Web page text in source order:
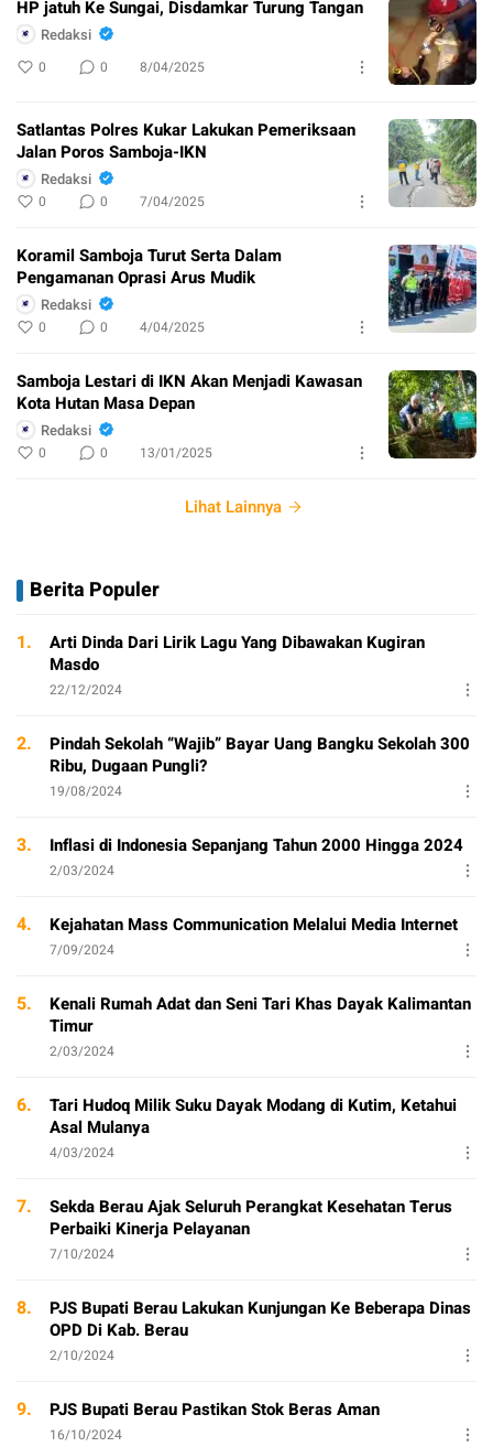
HP jatuh Ke Sungai, Disdamkar Turung Tangan
Redaksi
0 0 8/04/2025
Satlantas Polres Kukar Lakukan Pemeriksaan
Jalan Poros Samboja-IKN
Redaksi
0 0 7/04/2025
Koramil Samboja Turut Serta Dalam
Pengamanan Oprasi Arus Mudik
Redaksi
0 0 4/04/2025
Samboja Lestari di IKN Akan Menjadi Kawasan
Kota Hutan Masa Depan
Redaksi
0 0 13/01/2025
Lihat Lainnya
Berita Populer
1.
Arti Dinda Dari Lirik Lagu Yang Dibawakan Kugiran
Masdo
22/12/2024
2.
Pindah Sekolah “Wajib” Bayar Uang Bangku Sekolah 300
Ribu, Dugaan Pungli?
19/08/2024
3. Inflasi di Indonesia Sepanjang Tahun 2000 Hingga 2024
2/03/2024
4. Kejahatan Mass Communication Melalui Media Internet
7/09/2024
5.
Kenali Rumah Adat dan Seni Tari Khas Dayak Kalimantan
Timur
2/03/2024
6.
Tari Hudoq Milik Suku Dayak Modang di Kutim, Ketahui
Asal Mulanya
4/03/2024
7.
Sekda Berau Ajak Seluruh Perangkat Kesehatan Terus
Perbaiki Kinerja Pelayanan
7/10/2024
8.
PJS Bupati Berau Lakukan Kunjungan Ke Beberapa Dinas
OPD Di Kab. Berau
2/10/2024
9. PJS Bupati Berau Pastikan Stok Beras Aman
16/10/2024